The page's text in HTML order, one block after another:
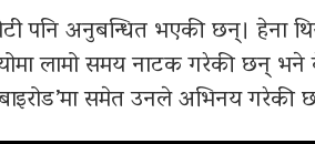
पनि अनुबन्धित भएकी छन्। हेना
लामो समय नाटक गरेकी छन् भने
समेत उनले अभिनय गरेकी